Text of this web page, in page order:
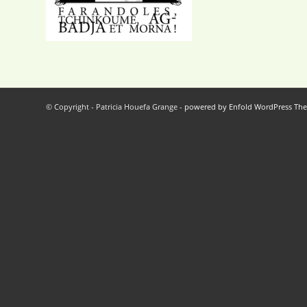
© Copyright - Patricia Houefa Grange - powered by Enfold WordPress